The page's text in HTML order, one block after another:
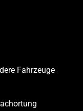
Fahrzeuge